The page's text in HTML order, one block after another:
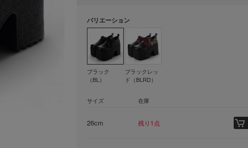
バリエーション
ブラック
（BL）
ブラックレッ
ド（BLRD）
サイズ 在庫
26cm 残り1点